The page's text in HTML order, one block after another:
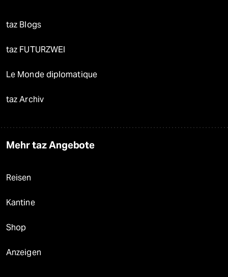
taz Blogs
taz FUTURZWEI
Le Monde diplomatique
taz Archiv
Mehr taz Angebote
Reisen
Kantine
Shop
Anzeigen